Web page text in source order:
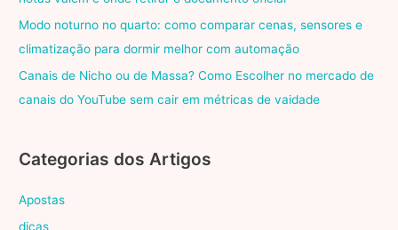
Modo noturno no quarto: como comparar cenas, sensores e
climatização para dormir melhor com automação
Canais de Nicho ou de Massa? Como Escolher no mercado de
canais do YouTube sem cair em métricas de vaidade
Categorias dos Artigos
Apostas
dicas